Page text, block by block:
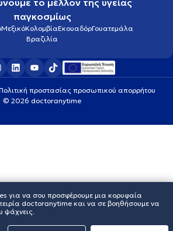
το μέλλον της υγείας
παγκοσμίως
ΜεξικόΚολομβίαΕκουαδόρΓουατεμάλα
Βραζιλία
προστασίας προσωπικού απορρήτου
© 2026 doctoranytime
για να σου προσφέρουμε μια κορυφαία
doctoranytime και να σε βοηθήσουμε να
ψάχνεις.